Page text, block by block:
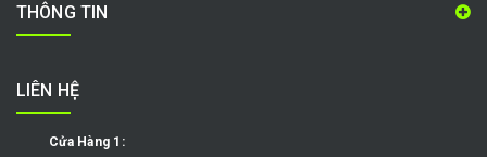
THÔNG TIN
LIÊN HỆ
Cửa Hàng 1: